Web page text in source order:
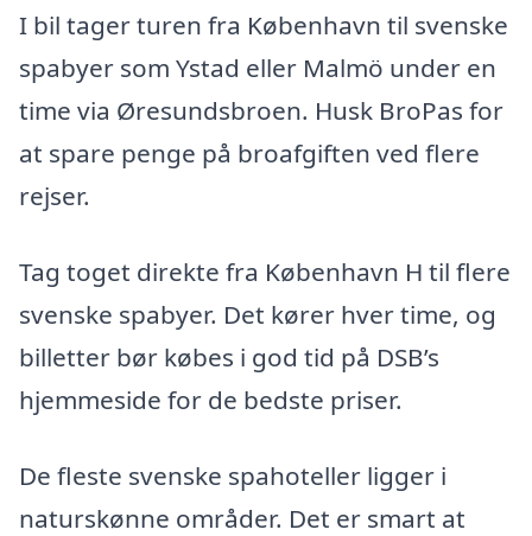
I bil tager turen fra København til svenske
spabyer som Ystad eller Malmö under en
time via Øresundsbroen. Husk BroPas for
at spare penge på broafgiften ved flere
rejser.
Tag toget direkte fra København H til flere
svenske spabyer. Det kører hver time, og
billetter bør købes i god tid på DSB’s
hjemmeside for de bedste priser.
De fleste svenske spahoteller ligger i
naturskønne områder. Det er smart at